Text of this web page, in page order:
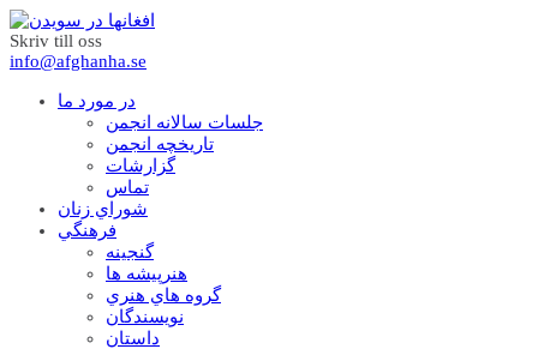
Skriv till oss
info@afghanha.se
در مورد ما
جلسات سالانه انجمن
تاریخچه انجمن
گزارشات
تماس
شوراي زنان
فرهنگي
گنجينه
هنرپيشه ها
گروه هاي هنري
نويسندگان
داستان